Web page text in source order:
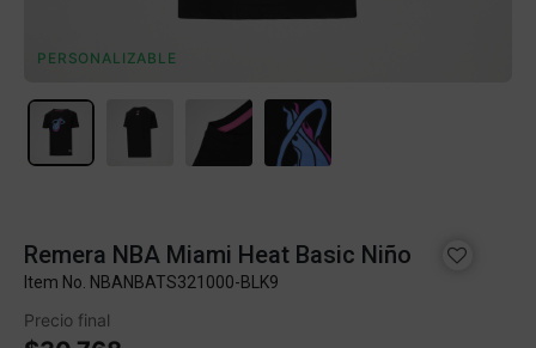
PERSONALIZABLE
Remera NBA Miami Heat Basic Niño
Item No. NBANBATS321000-BLK9
Precio final